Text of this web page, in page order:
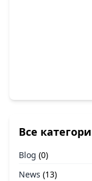
Все
Blog (0)
News (13)